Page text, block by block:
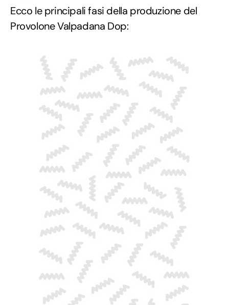
Ecco le principali fasi della produzione del
Provolone Valpadana Dop: